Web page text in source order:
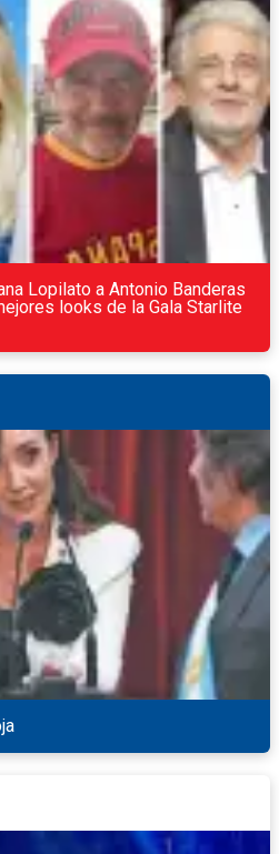
Lopilato a Antonio Banderas
looks de la Gala Starlite